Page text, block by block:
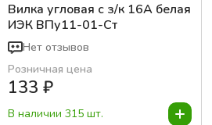
Вилка угловая с з/к 16А белая
ИЭК ВПу11-01-Ст
Нет отзывов
Розничная цена
133 ₽
В наличии 315 шт.